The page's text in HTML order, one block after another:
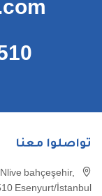
تواصلوا معنا
bahçeşehir,
Esenyurt/İstanbul